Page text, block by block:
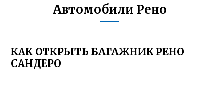
Автомобили Рено
КАК ОТКРЫТЬ БАГАЖНИК РЕНО
САНДЕРО